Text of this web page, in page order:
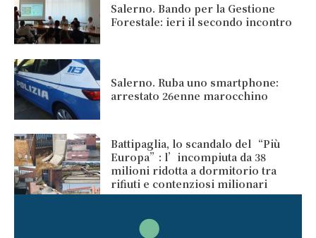
Salerno. Bando per la Gestione
Forestale: ieri il secondo incontro
Salerno. Ruba uno smartphone:
arrestato 26enne marocchino
Battipaglia, lo scandalo del “Più
Europa”: l’incompiuta da 38
milioni ridotta a dormitorio tra
rifiuti e contenziosi milionari